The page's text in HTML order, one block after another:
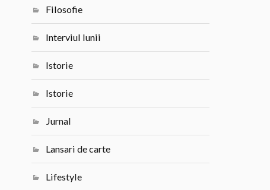
Filosofie
Interviul lunii
Istorie
Istorie
Jurnal
Lansari de carte
Lifestyle